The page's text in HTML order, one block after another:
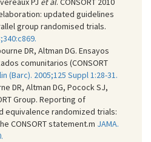
updated guidelines
group randomised trials.
DR, Altman DG. Ensayos
comunitarios (CONSORT
(Barc). 2005;125 Suppl 1:28-31.
DR, Altman DG, Pocock SJ,
Group. Reporting of
equivalence randomized trials:
CONSORT statement.m JAMA.